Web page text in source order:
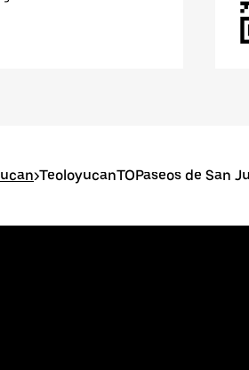
>TeoloyucanTOPaseos de San